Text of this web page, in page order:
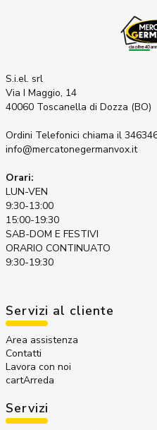
S.i.el. srl
Via I Maggio, 14
40060 Toscanella di Dozza (BO)
Ordini Telefonici chiama il
info@mercatonegermanvox.it
Orari:
LUN-VEN
9:30-13:00
15:00-19:30
SAB-DOM E FESTIVI
ORARIO CONTINUATO
9:30-19:30
Servizi al cliente
Area assistenza
Contatti
Lavora con noi
cartArreda
Servizi